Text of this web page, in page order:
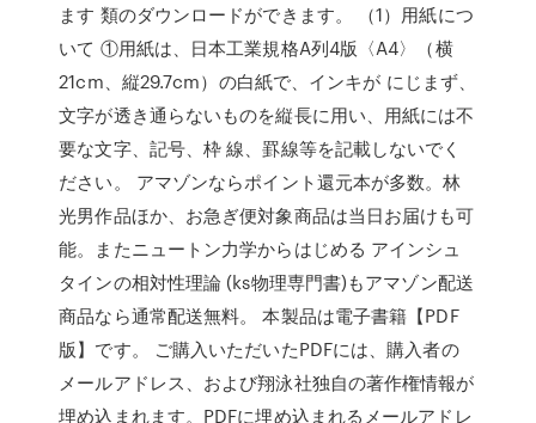
ます 類のダウンロードができます。 （1）用紙につ
いて ①用紙は、日本工業規格A列4版〈A4〉（横
21cm、縦29.7cm）の白紙で、インキが にじまず、
文字が透き通らないものを縦長に用い、用紙には不
要な文字、記号、枠 線、罫線等を記載しないでく
ださい。 アマゾンならポイント還元本が多数。林
光男作品ほか、お急ぎ便対象商品は当日お届けも可
能。またニュートン力学からはじめる アインシュ
タインの相対性理論 (ks物理専門書)もアマゾン配送
商品なら通常配送無料。 本製品は電子書籍【PDF
版】です。 ご購入いただいたPDFには、購入者の
メールアドレス、および翔泳社独自の著作権情報が
埋め込まれます。PDFに埋め込まれるメールアドレ